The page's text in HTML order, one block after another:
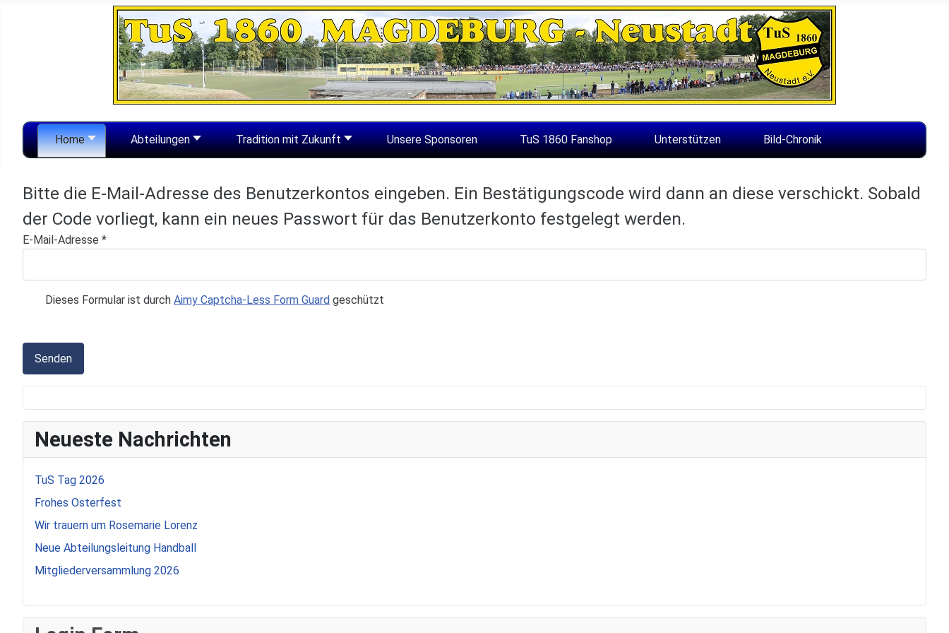
Home Abteilungen Tradition mit Zukunft Unsere Sponsoren TuS 1860 Fanshop Unterstützen Bild-Chronik
Bitte die E-Mail-Adresse des Benutzerkontos eingeben. Ein Bestätigungscode wird dann an diese verschickt. Sobald
der Code vorliegt, kann ein neues Passwort für das Benutzerkonto festgelegt werden.
E-Mail-Adresse *
Dieses Formular ist durch Aimy Captcha-Less Form Guard geschützt
Senden
Neueste Nachrichten
TuS Tag 2026
Frohes Osterfest
Wir trauern um Rosemarie Lorenz
Neue Abteilungsleitung Handball
Mitgliederversammlung 2026